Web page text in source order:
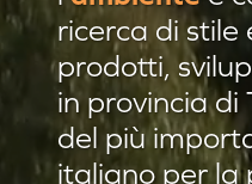
Residenza
Residenza
Afrormosia
Pannello
ricerca di stile
prodotti,
in provincia di
del più
italiano per la